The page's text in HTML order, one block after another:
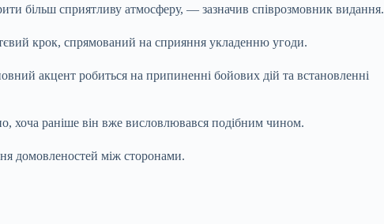
більш сприятливу атмосферу, — зазначив співрозмовник видання.
крок, спрямований на сприяння укладенню угоди.
акцент робиться на припиненні бойових дій та встановленні
хоча раніше він вже висловлювався подібним чином.
домовленостей між сторонами.